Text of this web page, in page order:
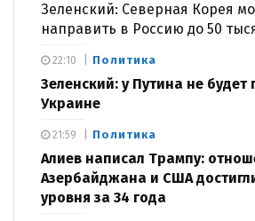
Зеленский: Северная Корея
направить в Россию до 50
Политика
Зеленский: у Путина не будет
Украине
22:10
Политика
Алиев написал Трампу:
Азербайджана и США
уровня за 34 года
21:59